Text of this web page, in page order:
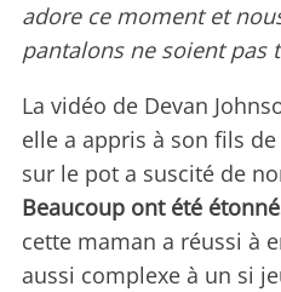
adore ce moment et
pantalons ne soient pas
La vidéo de Devan
elle a appris à son fils
sur le pot a suscité de
Beaucoup ont été
cette maman a réussi à
aussi complexe à un si